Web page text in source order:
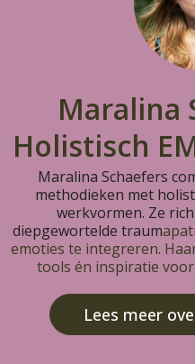
Maralina
Holistisch
Maralina Schaefers
methodieken met
werkvormen. Ze
diepgewortelde traum
emoties te integreren.
tools én inspiratie
Lees meer